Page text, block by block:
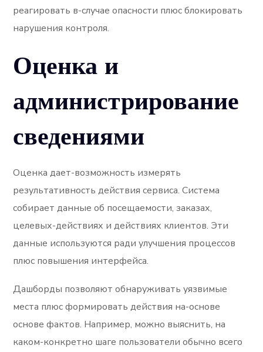
реагировать в-случае опасности плюс блокировать
нарушения контроля.
Оценка и
администрирование
сведениями
Оценка дает-возможность измерять
результативность действия сервиса. Система
собирает данные об посещаемости, заказах,
целевых-действиях и действиях клиентов. Эти
данные используются ради улучшения процессов
плюс повышения интерфейса.
Дашборды позволяют обнаруживать уязвимые
места плюс формировать действия на-основе
основе фактов. Например, можно выяснить, на
каком-конкретно шаге пользователи обычно всего